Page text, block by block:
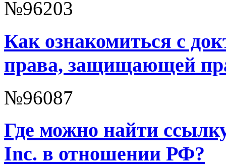
№96203
Как ознакомиться с
права, защищающей
№96087
Где можно найти
Inc. в отношении РФ?